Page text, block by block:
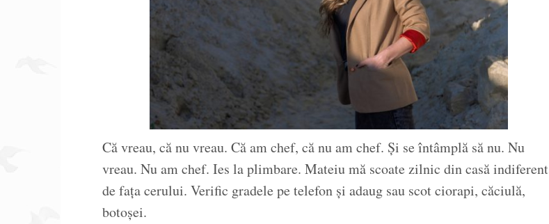
Că vreau, că nu vreau. Că am chef, că nu am chef. Și se întâmplă să nu. Nu
vreau. Nu am chef. Ies la plimbare. Mateiu mă scoate zilnic din casă indiferent
de fața cerului. Verific gradele pe telefon și adaug sau scot ciorapi, căciulă,
botoșei.